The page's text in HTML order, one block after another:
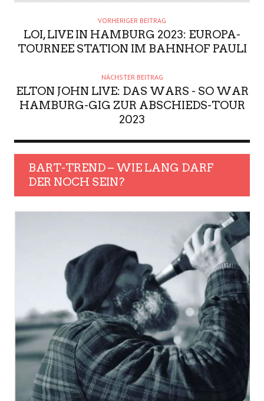
VORHERIGER BEITRAG
LOI, LIVE IN HAMBURG 2023: EUROPA-
TOURNEE STATION IM BAHNHOF PAULI
NÄCHSTER BEITRAG
ELTON JOHN LIVE: DAS WARS - SO WAR
HAMBURG-GIG ZUR ABSCHIEDS-TOUR
2023
BART-TREND – WIE LANG DARF
DER NOCH SEIN?